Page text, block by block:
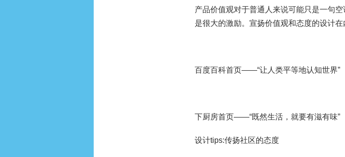
产品价值观对于普通人来说可能只是一句
是很大的激励。宣扬价值观和态度的设计在
百度百科首页——“让人类平等地认知世界”
下厨房首页——“既然生活，就要有滋有味”
设计tips:传扬社区的态度